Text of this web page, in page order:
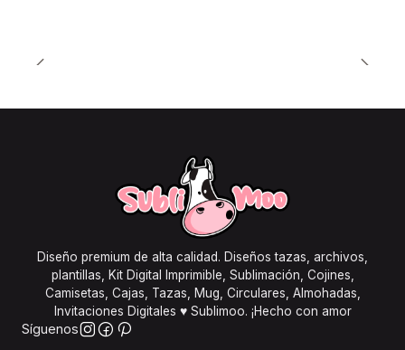
Diseño premium de alta calidad. Diseños tazas, archivos,
plantillas, Kit Digital Imprimible, Sublimación, Cojines,
Camisetas, Cajas, Tazas, Mug, Circulares, Almohadas,
Invitaciones Digitales ♥ Sublimoo. ¡Hecho con amor
Síguenos